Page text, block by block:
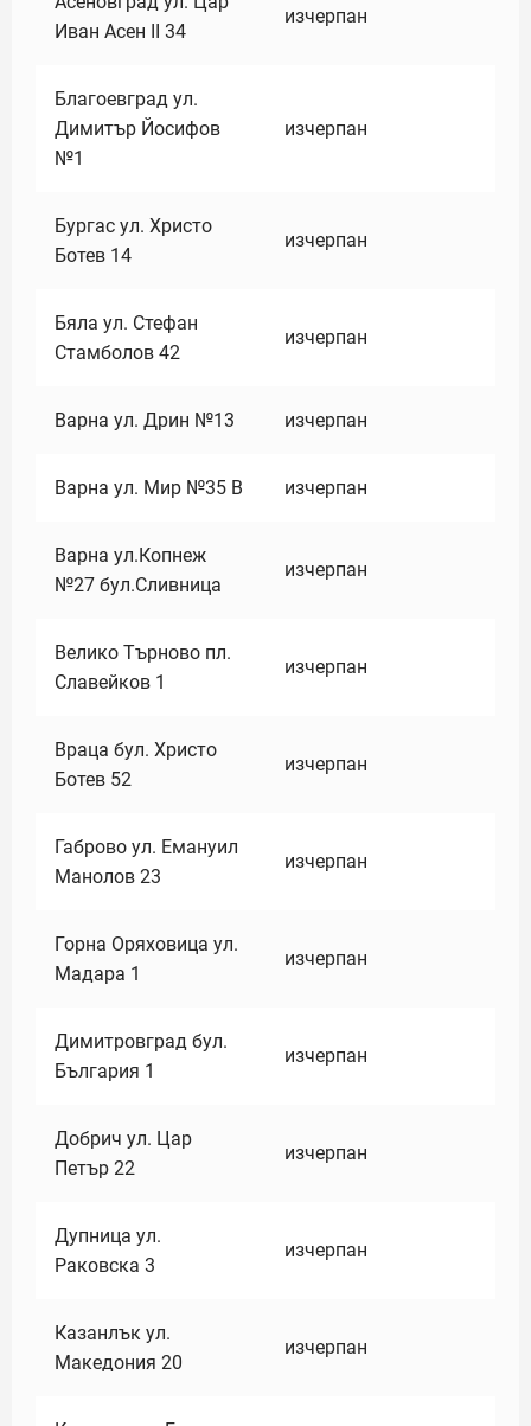
Иван Асен II 34
изчерпан
Благоевград ул.
Димитър Йосифов
№1
изчерпан
Бургас ул. Христо
Ботев 14
изчерпан
Бяла ул. Стефан
Стамболов 42
изчерпан
Варна ул. Дрин №13 изчерпан
Варна ул. Мир №35 В изчерпан
Варна ул.Копнеж
№27 бул.Сливница
изчерпан
Велико Търново пл.
Славейков 1
изчерпан
Враца бул. Христо
Ботев 52
изчерпан
Габрово ул. Емануил
Манолов 23
изчерпан
Горна Оряховица ул.
Мадара 1
изчерпан
Димитровград бул.
България 1
изчерпан
Добрич ул. Цар
Петър 22
изчерпан
Дупница ул.
Раковска 3
изчерпан
Казанлък ул.
Македония 20
изчерпан